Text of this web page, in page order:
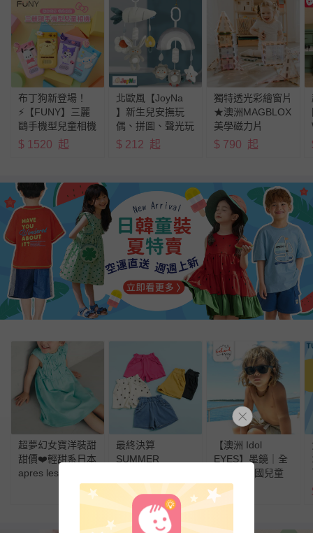
布丁狗新登場！
⚡️【FUNY】三麗
鷗手機型兒童相機
$ 1520 起
北歐風【JoyNa
】新生兒安撫玩
偶、拼圖、聲光玩
具
$ 212 起
獨特透光彩繪窗片
★澳洲MAGBLOX
美學磁力片
$ 790 起
超夢幻女寶洋裝甜
甜價❤️輕甜系日本
apres les cours
童裝～質感超好！
最終決算
SUMMER
les cours】接觸涼
感蝴蝶結口袋短褲
【澳洲 Idol
EYES】墨鏡｜全
球超過65國兒童
使用
$ 33